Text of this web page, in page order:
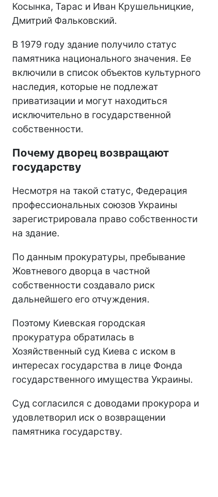
Косынка, Тарас и Иван Крушельницкие,
Дмитрий Фальковский.
В 1979 году здание получило статус
памятника национального значения. Ее
включили в список объектов культурного
наследия, которые не подлежат
приватизации и могут находиться
исключительно в государственной
собственности.
Почему дворец возвращают
государству
Несмотря на такой статус, Федерация
профессиональных союзов Украины
зарегистрировала право собственности
на здание.
По данным прокуратуры, пребывание
Жовтневого дворца в частной
собственности создавало риск
дальнейшего его отчуждения.
Поэтому Киевская городская
прокуратура обратилась в
Хозяйственный суд Киева с иском в
интересах государства в лице Фонда
государственного имущества Украины.
Суд согласился с доводами прокурора и
удовлетворил иск о возвращении
памятника государству.